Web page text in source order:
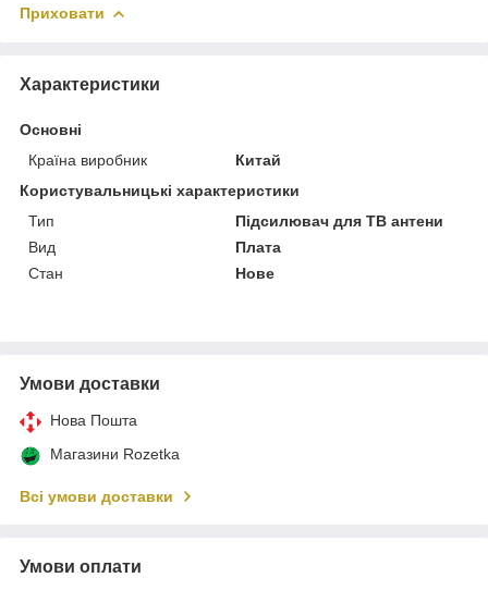
Приховати
Характеристики
Основні
Країна виробник
Китай
Користувальницькі характеристики
Тип
Підсилювач для ТВ антени
Вид
Плата
Стан
Нове
Умови доставки
Нова Пошта
Магазини Rozetka
Всі умови доставки
Умови оплати